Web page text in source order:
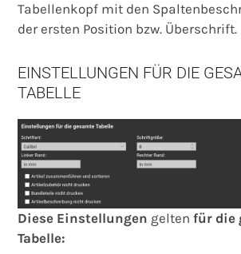
Tabellenkopf mit den
der ersten Position bzw. Überschrift.
EINSTELLUNGEN FÜR DIE
TABELLE
Diese Einstellungen gelten für die
Tabelle: